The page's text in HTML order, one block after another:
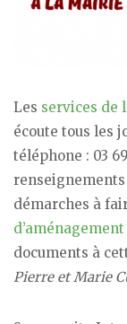
Les services de
écoute tous les
téléphone : 03
démarches à
documents à
Pierre et Marie